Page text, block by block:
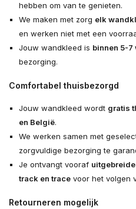
hebben om van te genieten.
We maken met zorg elk
en werken niet met een
Jouw wandkleed is binnen 5-7
bezorging.
Comfortabel thuisbezorgd
Jouw wandkleed wordt gratis
en België.
We werken samen met
zorgvuldige bezorging te
Je ontvangt vooraf
track en tracevoor het volgen
Retourneren mogelijk